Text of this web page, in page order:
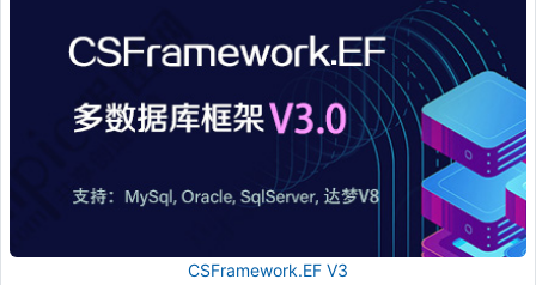
CSFramework.EF V3